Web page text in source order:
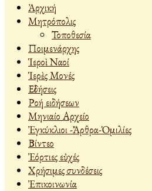
Ἀρχική
Μητρόπολις
Τοποθεσία
Ποιμενάρχης
Ἱεροὶ Ναοί
Ἱερὲς Μονές
Εἰδήσεις
Ροή ειδήσεων
Μηνιαίο Αρχείο
Ἐγκύκλιοι -Ἄρθρα-Ὁμιλίες
Βίντεο
Ἐόρτιες εὐχές
Χρήσιμες συνδέσεις
Ἐπικοινωνία